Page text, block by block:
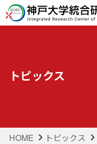
トピックス
HOME トピックス